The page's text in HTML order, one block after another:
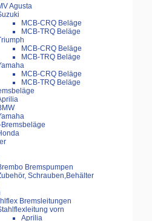
Agusta
MCB-CRQ Beläge
MCB-TRQ Beläge
MCB-CRQ Beläge
MCB-TRQ Beläge
MCB-CRQ Beläge
MCB-TRQ Beläge
Bremsbeläge
Bremspumpen
Schrauben,Behälter
Bremsleitungen
vorn
Aprilia